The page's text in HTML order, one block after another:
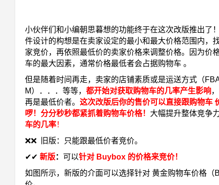
小伙伴们和小编朝思暮想的功能终于在这次改版推出了
件设计的构想是在卖家设定的最小和最大价格范围内，
家竞价，再依照最低价的卖家价格来调整价格。因为价
车的最大因素，通常价格最低者会占据购物车 。
但是随着时间再走，卖家的店铺素质或是运送方式（
M）．．．等等， 都开始对获取购物车的几率产生影响
再是最低价者。 这次改版后你的售价可以直接跟购物车
啰！分分秒秒都紧抓着购物车价格！ 大幅提升整体竞争
车的几率！
❌❌
旧版：只能跟最低价者竞价。
✔✔ 新版： 可以针对 Buybox 的价格来竞价！
如图所示，新版的介面可以选择针对 黄金购物车价格（